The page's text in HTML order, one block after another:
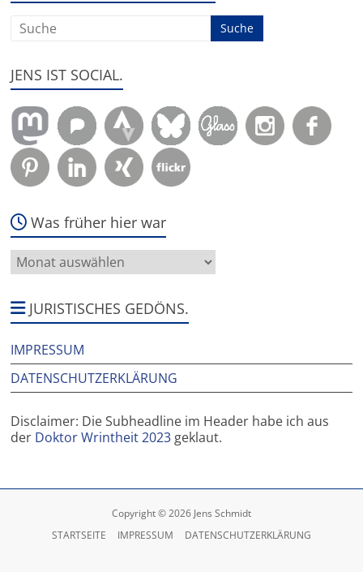
JENS IST SOCIAL.
Was früher hier war
Was
früher
warJURISTISCHES GEDÖNS.
IMPRESSUM
DATENSCHUTZERKLÄRUNG
Disclaimer: Die Subheadline im Header habe ich aus
der Doktor Wrintheit 2023 geklaut.
Copyright © 2026 Jens Schmidt
STARTSEITE
IMPRESSUM DATENSCHUTZERKLÄRUNG